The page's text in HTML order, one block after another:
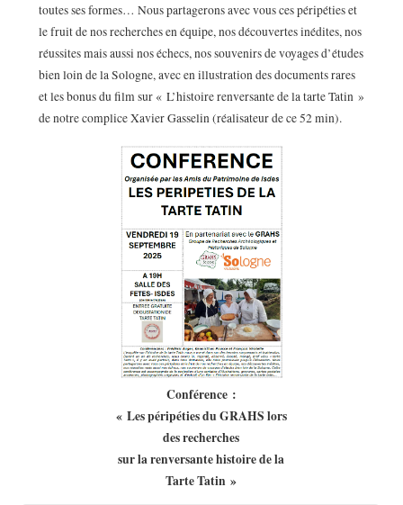
toutes ses formes… Nous partagerons avec vous ces péripéties et
le fruit de nos recherches en équipe, nos découvertes inédites, nos
réussites mais aussi nos échecs, nos souvenirs de voyages d’études
bien loin de la Sologne, avec en illustration des documents rares
et les bonus du film sur « L’histoire renversante de la tarte Tatin »
de notre complice Xavier Gasselin (réalisateur de ce 52 min).
Conférence :
« Les péripéties du GRAHS lors
des recherches
sur la renversante histoire de la
Tarte Tatin »